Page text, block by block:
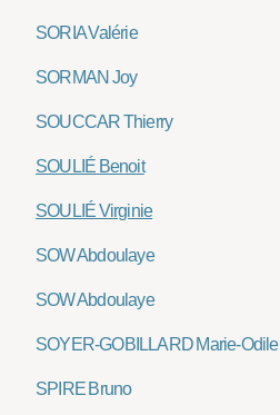
SORIA Valérie
SORMAN Joy
SOUCCAR Thierry
SOULIÉ Benoit
SOULIÉ Virginie
SOW Abdoulaye
SOW Abdoulaye
SOYER-GOBILLARD Marie-Odile
SPIRE Bruno